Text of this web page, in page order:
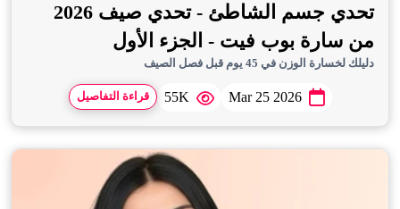
تحدي جسم الشاطئ - تحدي صيف 2026
من سارة بوب فيت - الجزء الأول
دليلك لخسارة الوزن في 45 يوم قبل فصل الصيف
Mar 25 2026
55K قراءة التفاصيل